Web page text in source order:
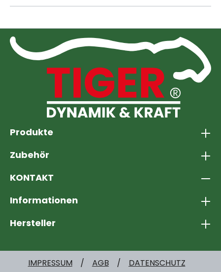
Produkte
Zubehör
KONTAKT
Informationen
Hersteller
IMPRESSUM AGB DATENSCHUTZ